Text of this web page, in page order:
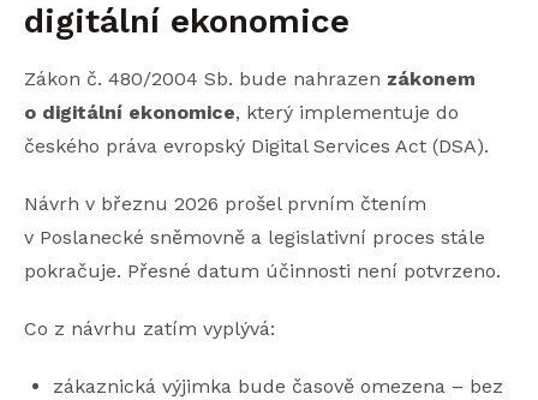
digitální ekonomice
Zákon č. 480/2004 Sb. bude nahrazen zákonem
o digitální ekonomice, který implementuje do
českého práva evropský Digital Services Act (DSA).
Návrh v březnu 2026 prošel prvním čtením
v Poslanecké sněmovně a legislativní proces stále
pokračuje. Přesné datum účinnosti není potvrzeno.
Co z návrhu zatím vyplývá:
zákaznická výjimka bude časově omezena – bez